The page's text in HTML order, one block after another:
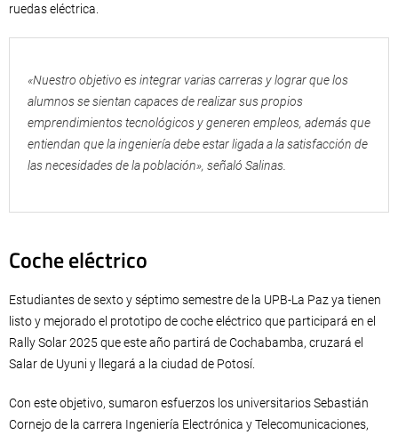
ruedas eléctrica.
«Nuestro objetivo es integrar varias carreras y lograr que los
alumnos se sientan capaces de realizar sus propios
emprendimientos tecnológicos y generen empleos, además que
entiendan que la ingeniería debe estar ligada a la satisfacción de
las necesidades de la población», señaló Salinas.
Coche eléctrico
Estudiantes de sexto y séptimo semestre de la UPB-La Paz ya tienen
listo y mejorado el prototipo de coche eléctrico que participará en el
Rally Solar 2025 que este año partirá de Cochabamba, cruzará el
Salar de Uyuni y llegará a la ciudad de Potosí.
Con este objetivo, sumaron esfuerzos los universitarios Sebastián
Cornejo de la carrera Ingeniería Electrónica y Telecomunicaciones,